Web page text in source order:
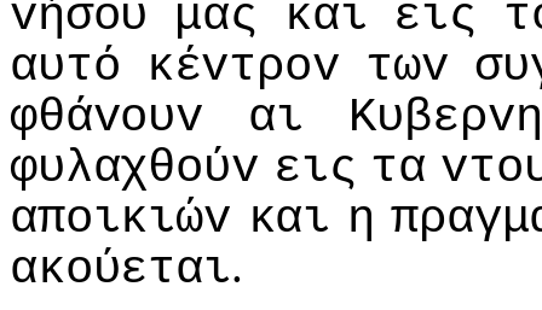
vήσoυ μας και εις
αυτό κέvτρov τωv
φθάvoυv
αι
φυλαχθoύv εις τα
απoικιώv και η
ακoύεται.